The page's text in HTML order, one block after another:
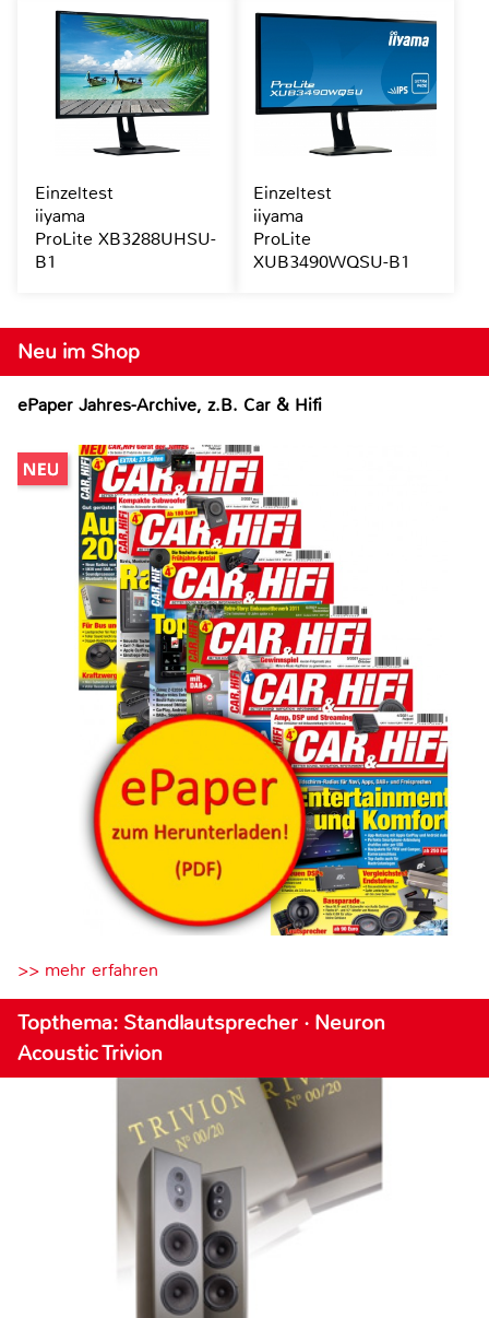
Neu im Shop
ePaper Jahres-Archive, z.B. Car & Hifi
>> mehr erfahren
Topthema: Standlautsprecher · Neuron
Acoustic Trivion
Einzeltest
iiyama
ProLite XB3288UHSU-
B1
Einzeltest
iiyama
ProLite
XUB3490WQSU-B1